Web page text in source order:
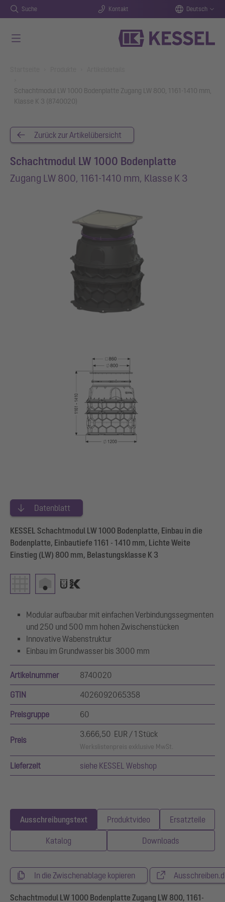
Suche Kontakt Deutsch
Schachtmodul LW 1000 Bodenplatte Zugang LW 800, 1161-1410 mm,
Klasse K 3 (8740020)
Zurück zur Artikelübersicht
Schachtmodul LW 1000 Bodenplatte
Zugang LW 800, 1161-1410 mm, Klasse K 3
Datenblatt
KESSEL Schachtmodul LW 1000 Bodenplatte, Einbau in die
Bodenplatte, Einbautiefe 1161 - 1410 mm, Lichte Weite
Einstieg (LW) 800 mm, Belastungsklasse K 3
Modular aufbaubar mit einfachen Verbindungssegmenten
und 250 und 500 mm hohen Zwischenstücken
Innovative Wabenstruktur
Einbau im Grundwasser bis 3000 mm
Artikelnummer 8740020
GTIN 4026092065358
Preisgruppe 60
Preis
3.666,50 EUR / 1 Stück
Werkslistenpreis exklusive MwSt.
Lieferzeit siehe KESSEL Webshop
Ausschreibungstext Produktvideo Ersatzteile
Katalog Downloads
In die Zwischenablage kopieren
Schachtmodul LW 1000 Bodenplatte Zugang LW 800, 1161-